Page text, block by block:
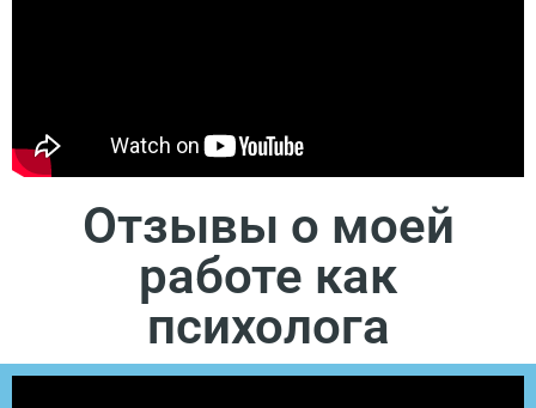
Отзывы о моей
работе как
психолога